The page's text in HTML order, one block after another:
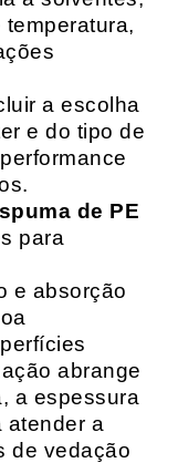
a escolha
e do tipo de
de PE
para
e absorção
abrange
a espessura
atender a
de vedação